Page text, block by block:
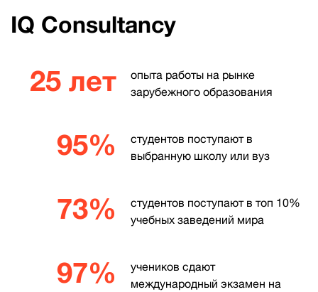
IQ Consultancy
25 лет
опыта работы на рынке
зарубежного образования
95%
студентов поступают в
выбранную школу или вуз
73%
студентов поступают в топ 10%
учебных заведений мира
97%
учеников сдают
международный экзамен на